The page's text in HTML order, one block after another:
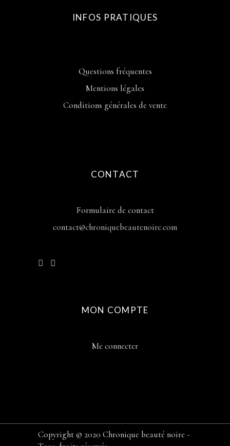
INFOS PRATIQUES
Questions fréquentes
Mentions légales
Conditions générales de vente
CONTACT
Formulaire de contact
contact@chroniquebeautenoire.com
MON COMPTE
Me connecter
Copyright © 2020 Chronique beauté noire -